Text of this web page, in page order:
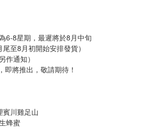
6-8星期，最遲將於8月中旬
至8月初開始安排發貨）
作通知）
將推出，敬請期待！
賓川雞足山
蜂蜜